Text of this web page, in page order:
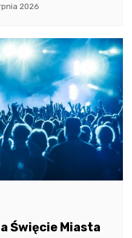
2026
Święcie Miasta